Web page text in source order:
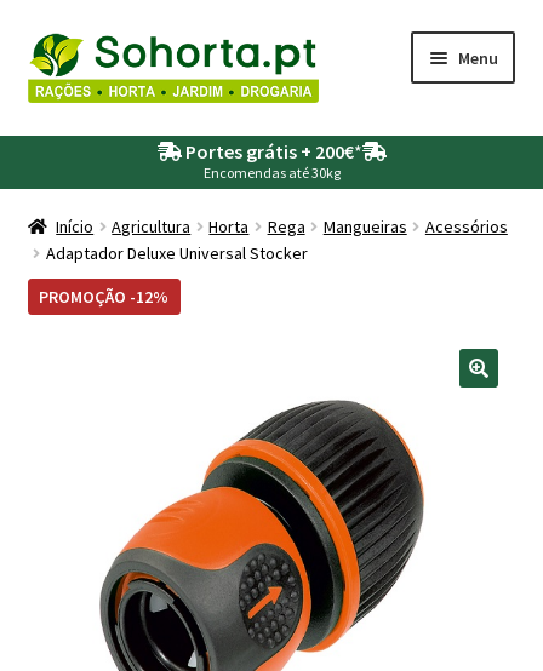
Ir
para
a
navegação
Saltar
para
o
conteúdo
Menu
Agricultura
Drogaria
Portes grátis + 200€*
Encomendas até 30kg
Início Agricultura Horta Rega Mangueiras
Acessórios
Adaptador Deluxe Universal Stocker
PROMOÇÃO -12%